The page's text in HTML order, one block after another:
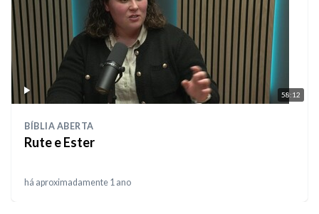
58:12
BÍBLIA ABERTA
⁠Rute e Ester
há aproximadamente 1 ano